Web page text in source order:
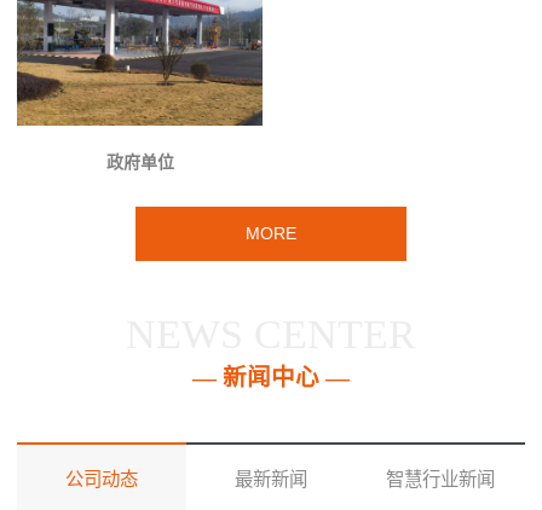
政府单位
MORE
— 新闻中心 —
公司动态 最新新闻 智慧行业新闻